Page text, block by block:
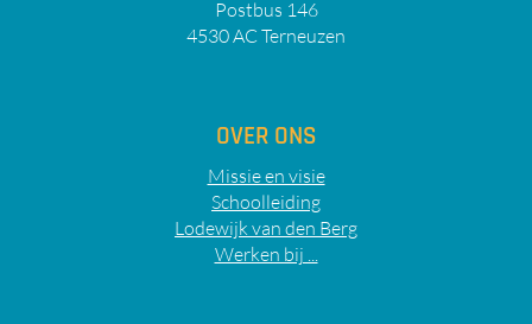
Postbus 146
4530 AC Terneuzen
OVER ONS
Missie en visie
Schoolleiding
Lodewijk van den Berg
Werken bij ...